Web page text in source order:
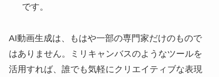
です。
AI動画生成は、もはや一部の専門家だけのもので
はありません。ミリキャンバスのようなツールを
活用すれば、誰でも気軽にクリエイティブな表現